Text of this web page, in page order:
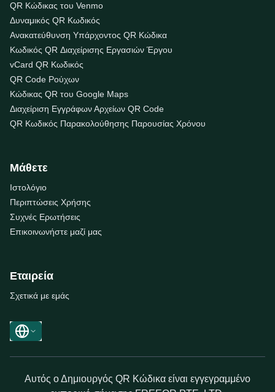
QR Κώδικας του Venmo
Δυναμικός QR Κωδικός
Ανακατεύθυνση Υπάρχοντος QR Κώδικα
Κωδικός QR Διαχείρισης Εργασιών Έργου
vCard QR Κωδικός
QR Code Ρούχων
Κώδικας QR του Google Maps
Διαχείριση Εγγράφων Αρχείων QR Code
QR Κωδικός Παρακολούθησης Παρουσίας Χρόνου
Μάθετε
Ιστολόγιο
Περιπτώσεις Χρήσης
Συχνές Ερωτήσεις
Επικοινωνήστε μαζί μας
Εταιρεία
Σχετικά με εμάς
Αυτός ο Δημιουργός QR Κώδικα είναι εγγεγραμμένο